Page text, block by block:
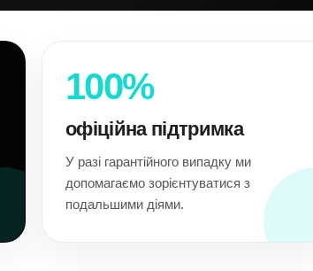
100%
офіційна підтримка
У разі гарантійного випадку ми
допомагаємо зорієнтуватися з
подальшими діями.